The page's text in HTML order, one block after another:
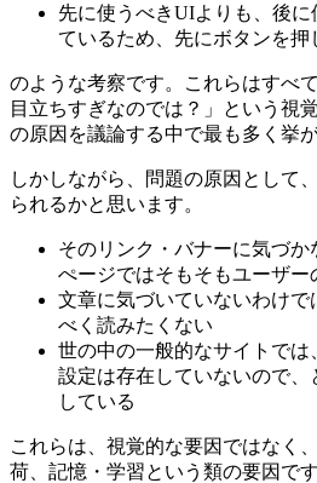
先に使うべきUIよりも、後
ているため、先にボタンを押
のような考察です。これらはすべ
目立ちすぎなのでは？」という視
の原因を議論する中で最も多く挙
しかしながら、問題の原因として
られるかと思います。
そのリンク・バナーに気づ
ぺージではそもそもユーザー
文章に気づいていないわけで
べく読みたくない
世の中の一般的なサイトで
設定は存在していないので
している
これらは、視覚的な要因ではなく
荷、記憶・学習という類の要因で